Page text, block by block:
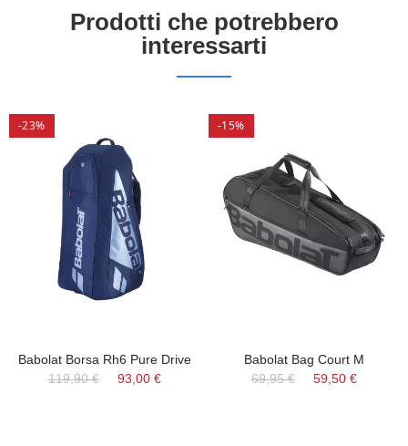
Prodotti che potrebbero
interessarti
-23%
Babolat Borsa Rh6 Pure Drive
119,90 €
93,00 €
-15%
Babolat Bag Court M
69,95 €
59,50 €